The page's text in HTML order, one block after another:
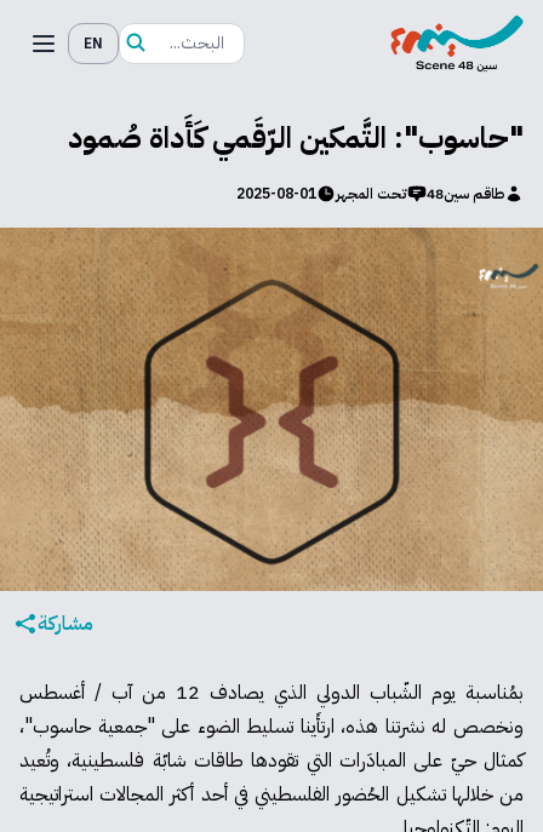
EN
"حاسوب": التَّمكين الرّقَمي كَأَداة صُمود
طاقم سين48 تحت المجهر 2025-08-01
مشاركة
بمُناسبة يوم الشّباب الدولي الذي يصادف 12 من آب / أغسطس
ونخصص له نشرتنا هذه، ارتأَينا تسليط الضوء على "جمعية حاسوب"،
كمثال حيّ على المبادَرات التي تقودها طاقات شابّة فلسطينية، وتُعيد
من خلالها تشكيل الحُضور الفلسطيني في أحد أكثر المجالات استراتيجية